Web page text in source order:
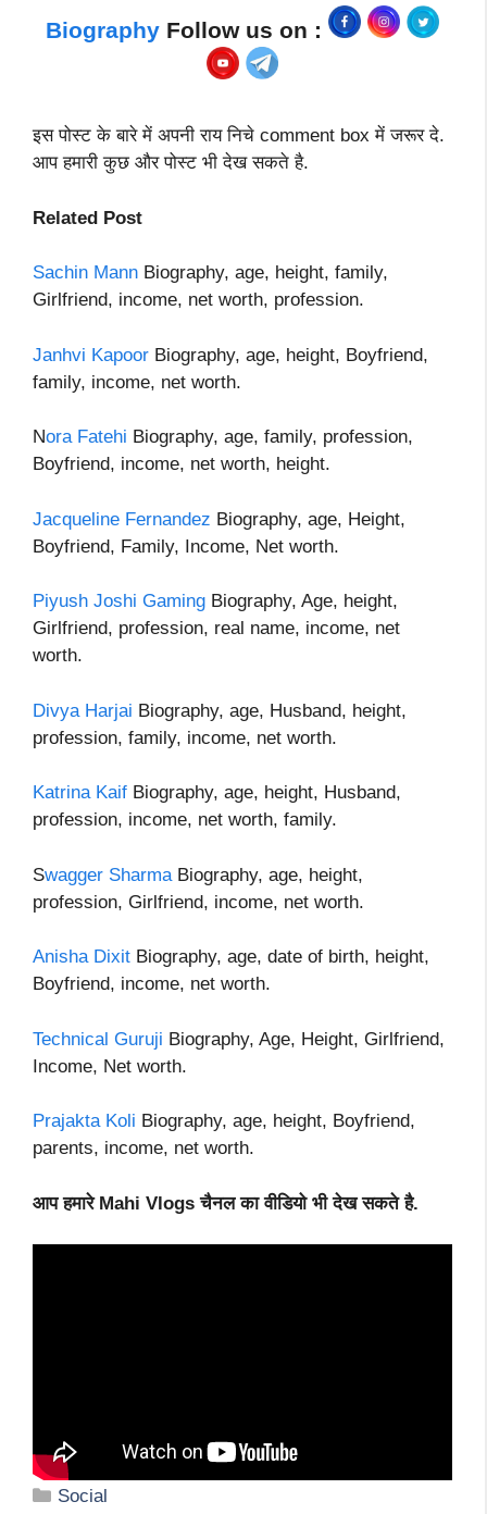
Biography Follow us on :
इस पोस्ट के बारे में अपनी राय निचे comment box में जरूर दे.
आप हमारी कुछ और पोस्ट भी देख सकते है.
Related Post
Sachin Mann Biography, age, height, family,
Girlfriend, income, net worth, profession.
Janhvi Kapoor Biography, age, height, Boyfriend,
family, income, net worth.
Nora Fatehi Biography, age, family, profession,
Boyfriend, income, net worth, height.
Jacqueline Fernandez Biography, age, Height,
Boyfriend, Family, Income, Net worth.
Piyush Joshi Gaming Biography, Age, height,
Girlfriend, profession, real name, income, net
worth.
Divya Harjai Biography, age, Husband, height,
profession, family, income, net worth.
Katrina Kaif Biography, age, height, Husband,
profession, income, net worth, family.
Swagger Sharma Biography, age, height,
profession, Girlfriend, income, net worth.
Anisha Dixit Biography, age, date of birth, height,
Boyfriend, income, net worth.
Technical Guruji Biography, Age, Height, Girlfriend,
Income, Net worth.
Prajakta Koli Biography, age, height, Boyfriend,
parents, income, net worth.
आप हमारे Mahi Vlogs चैनल का वीडियो भी देख सकते है.
Categories
Social